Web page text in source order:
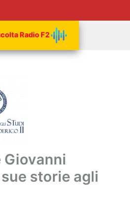
Radio F2
Giovanni
storie agli